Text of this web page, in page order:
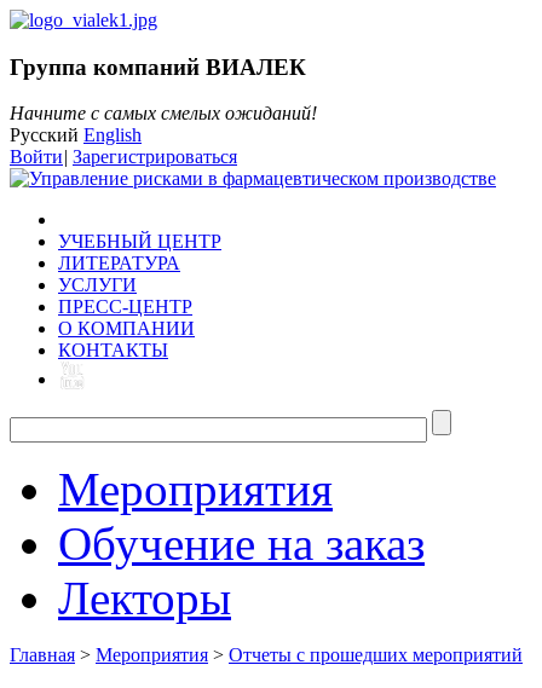
Группа компаний ВИАЛЕК
Начните с самых смелых ожиданий!
Русский English
Войти| Зарегистрироваться
УЧЕБНЫЙ ЦЕНТР
ЛИТЕРАТУРА
УСЛУГИ
ПРЕСС-ЦЕНТР
О КОМПАНИИ
КОНТАКТЫ
Мероприятия
Обучение на заказ
Лекторы
Главная > Мероприятия > Отчеты с прошедших мероприятий